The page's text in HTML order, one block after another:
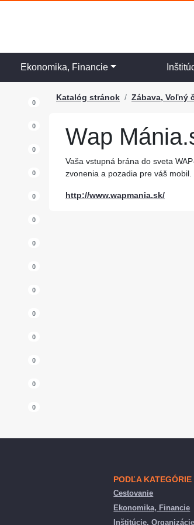
Ekonomika, Financie
0
0
0
0
0
0
0
0
0
0
0
0
0
0
Katalóg stránok Zábava, Voľný
Wap
Vaša vstupná brána do sveta
zvonenia a pozadia pre váš mobil.
http://www.wapmania.sk/
PODĽA KATEGÓRIE
Cestovanie
Ekonomika, Financie
Inštitúcie, Organizácie